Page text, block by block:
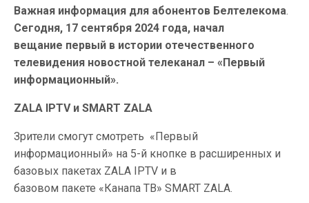
Важная информация для абонентов Белтелекома.
Сегодня, 17 сентября 2024 года, начал
вещание первый в истории отечественного
телевидения новостной телеканал – «Первый
информационный».
ZALA IPTV и SMART ZALA
Зрители смогут смотреть «Первый
информационный» на 5-й кнопке в расширенных и
базовых пакетах ZALA IPTV и в
базовом пакете «Канапа ТВ» SMART ZALA.